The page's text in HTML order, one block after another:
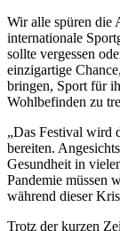
Wir alle spüren die
internationale
sollte vergessen
einzigartige
bringen, Sport für
Wohlbefinden zu
„Das Festival wird
bereiten.
Gesundheit in
Pandemie müssen
während dieser
Trotz der kurzen